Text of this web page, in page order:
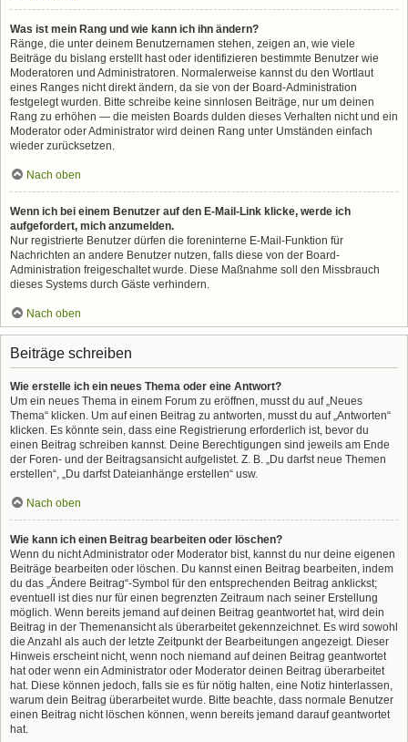
Was ist mein Rang und wie kann ich ihn ändern?
Ränge, die unter deinem Benutzernamen stehen, zeigen an, wie viele
Beiträge du bislang erstellt hast oder identifizieren bestimmte Benutzer wie
Moderatoren und Administratoren. Normalerweise kannst du den Wortlaut
eines Ranges nicht direkt ändern, da sie von der Board-Administration
festgelegt wurden. Bitte schreibe keine sinnlosen Beiträge, nur um deinen
Rang zu erhöhen — die meisten Boards dulden dieses Verhalten nicht und ein
Moderator oder Administrator wird deinen Rang unter Umständen einfach
wieder zurücksetzen.
Nach oben
Wenn ich bei einem Benutzer auf den E-Mail-Link klicke, werde ich
aufgefordert, mich anzumelden.
Nur registrierte Benutzer dürfen die foreninterne E-Mail-Funktion für
Nachrichten an andere Benutzer nutzen, falls diese von der Board-
Administration freigeschaltet wurde. Diese Maßnahme soll den Missbrauch
dieses Systems durch Gäste verhindern.
Nach oben
Beiträge schreiben
Wie erstelle ich ein neues Thema oder eine Antwort?
Um ein neues Thema in einem Forum zu eröffnen, musst du auf „Neues
Thema“ klicken. Um auf einen Beitrag zu antworten, musst du auf „Antworten“
klicken. Es könnte sein, dass eine Registrierung erforderlich ist, bevor du
einen Beitrag schreiben kannst. Deine Berechtigungen sind jeweils am Ende
der Foren- und der Beitragsansicht aufgelistet. Z. B. „Du darfst neue Themen
erstellen“, „Du darfst Dateianhänge erstellen“ usw.
Nach oben
Wie kann ich einen Beitrag bearbeiten oder löschen?
Wenn du nicht Administrator oder Moderator bist, kannst du nur deine eigenen
Beiträge bearbeiten oder löschen. Du kannst einen Beitrag bearbeiten, indem
du das „Ändere Beitrag“-Symbol für den entsprechenden Beitrag anklickst;
eventuell ist dies nur für einen begrenzten Zeitraum nach seiner Erstellung
möglich. Wenn bereits jemand auf deinen Beitrag geantwortet hat, wird dein
Beitrag in der Themenansicht als überarbeitet gekennzeichnet. Es wird sowohl
die Anzahl als auch der letzte Zeitpunkt der Bearbeitungen angezeigt. Dieser
Hinweis erscheint nicht, wenn noch niemand auf deinen Beitrag geantwortet
hat oder wenn ein Administrator oder Moderator deinen Beitrag überarbeitet
hat. Diese können jedoch, falls sie es für nötig halten, eine Notiz hinterlassen,
warum dein Beitrag überarbeitet wurde. Bitte beachte, dass normale Benutzer
einen Beitrag nicht löschen können, wenn bereits jemand darauf geantwortet
hat.